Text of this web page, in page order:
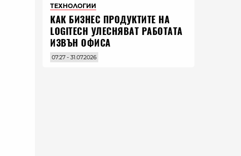
ТЕХНОЛОГИИ
КАК БИЗНЕС ПРОДУКТИТЕ НА
LOGITECH УЛЕСНЯВАТ РАБОТАТА
ИЗВЪН ОФИСА
07:27 - 31.07.2026